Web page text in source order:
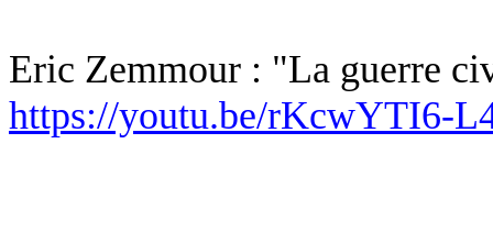
Eric Zemmour : "La guerre
https://youtu.be/rKcwYTI6-